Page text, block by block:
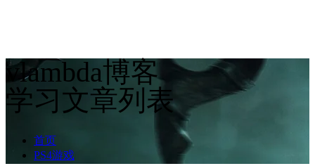
vlambda博客
学习文章列表
首页
PS4游戏